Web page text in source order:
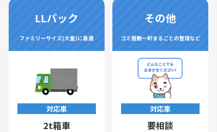
LLパック
ファミリーサイズ(大量)に最適
対応車
2t箱車
その他
ゴミ屋敷一軒まるごとの整理など
対応車
要相談